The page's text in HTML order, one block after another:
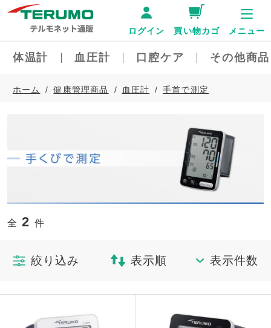
体温計 血圧計 口腔ケア その他商
ログイン 買い物カゴ メニュー
ホーム 健康管理商品 血圧計 手首で測定
全 2 件
絞り込み 表示順 表示件数